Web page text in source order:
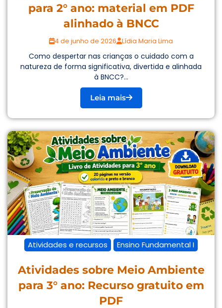
para 2° ano: material em PDF
alinhado à BNCC
4 de junho de 2026 Lídia Maria Lima
Como despertar nas crianças o cuidado com a
natureza de forma significativa, divertida e alinhada
à BNCC?...
Leia mais
Atividades e recursos Ensino Fundamental I
Atividades sobre Meio Ambiente
para 3° ano: Recurso gratuito em
PDF